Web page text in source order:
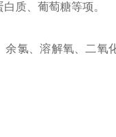
质、葡萄糖等项。
余氯、溶解氧、二氧